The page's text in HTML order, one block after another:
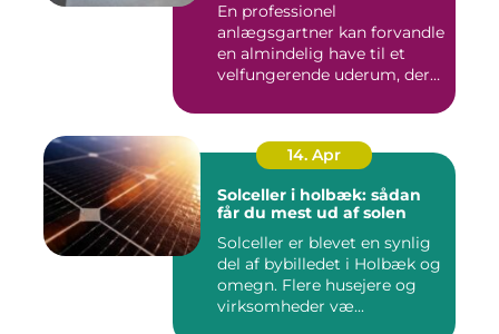
En professionel
anlægsgartner kan forvandle
en almindelig have til et
velfungerende uderum, der
14. Apr
Solceller i holbæk: sådan
får du mest ud af solen
Solceller er blevet en synlig
del af bybilledet i Holbæk og
omegn. Flere husejere og
virksomheder væ...